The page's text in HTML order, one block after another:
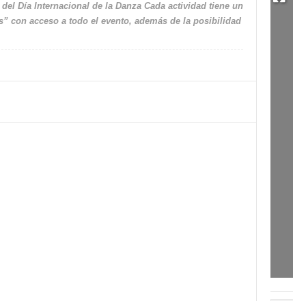
Día Internacional de la Danza Cada actividad tiene un
con acceso a todo el evento, además de la posibilidad